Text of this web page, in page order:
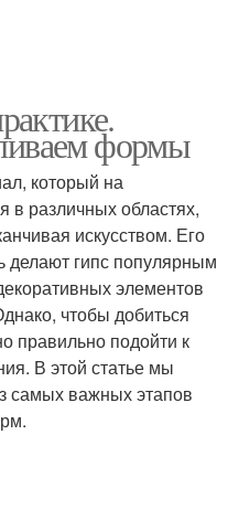
формы
который на
в различных областях,
искусством. Его
делают гипс популярным
элементов
чтобы добиться
правильно подойти к
В этой статье мы
самых важных этапов